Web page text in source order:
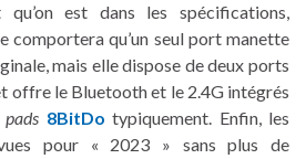
est dans les spécifications,
comportera qu’un seul port manette
mais elle dispose de deux ports
offre le Bluetooth et le 2.4G intégrés
pads 8BitDo typiquement. Enfin, les
pour « 2023 » sans plus de